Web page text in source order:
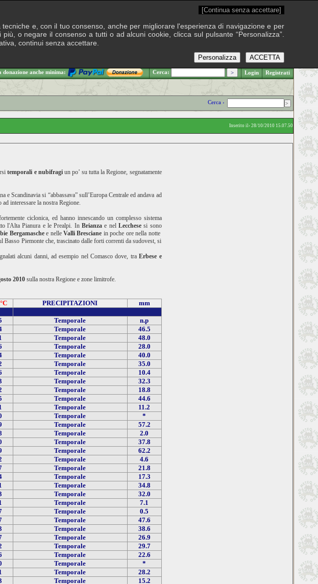
.: Venerdì 7 agosto 2026
donazione anche minima: Cerca: Login Registrati
Cerca ›
Inserito il› 28/10/2010 15.07.50
temporali e nubifragi un po’ su tutta la Regione, segnatamente
e Scandinavia si “abbassava” sull’Europa Centrale ed andava ad
interessare la nostra Regione.
ciclonica, ed hanno innescando un complesso sistema
l'Alta Pianura e le Prealpi. In Brianzae nel Lecchesesi sono
Bergamaschee nelle Valli Bresciane in poche ore nella notte
Piemonte che, trascinato dalle forti correnti da sudovest, si
alcuni danni, ad esempio nel Comasco dove, traErbese e
2010 sulla nostra Regione e zone limitrofe.
PRECIPITAZIONI
mm
Temporale
n.p
Temporale
46.5
Temporale
48.0
Temporale
28.0
Temporale
40.0
Temporale
35.0
Temporale
10.4
Temporale
32.3
Temporale
18.8
Temporale
44.6
Temporale
11.2
Temporale
*
Temporale
57.2
Temporale
2.0
Temporale
37.8
Temporale
62.2
Temporale
4.6
Temporale
21.8
Temporale
17.3
Temporale
34.8
Temporale
32.0
Temporale
7.1
Temporale
0.5
Temporale
47.6
Temporale
38.6
Temporale
26.9
Temporale
29.7
Temporale
22.6
Temporale
*
Temporale
28.2
Temporale
15.2
[Continua senza accettare]
e, con il tuo consenso, anche per migliorare l'esperienza di navigazione e per
più, o negare il consenso a tutti o ad alcuni cookie, clicca sul pulsante “Personalizza”.
continui senza accettare.
ACCETTA
Personalizza